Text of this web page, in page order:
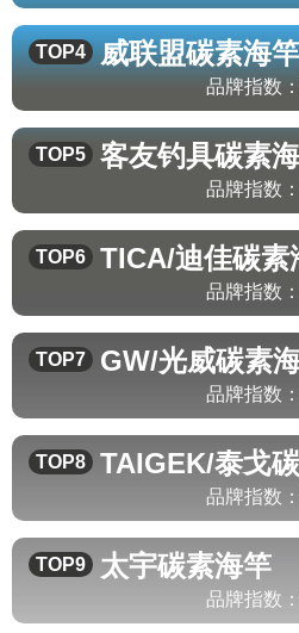
TOP4 威联盟碳素海竿
品牌指数：
TOP5 客友钓具碳素
品牌指数：
TOP6 TICA/迪佳碳素
品牌指数：
TOP7 GW/光威碳素
品牌指数：
TOP8 TAIGEK/泰戈
品牌指数：
TOP9 太宇碳素海竿
品牌指数：